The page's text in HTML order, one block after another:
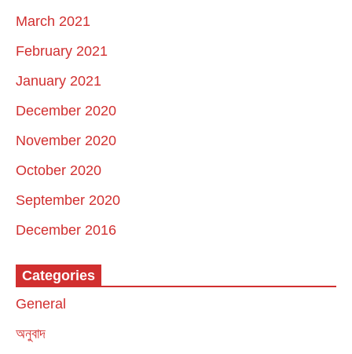
March 2021
February 2021
January 2021
December 2020
November 2020
October 2020
September 2020
December 2016
Categories
General
অনুবাদ